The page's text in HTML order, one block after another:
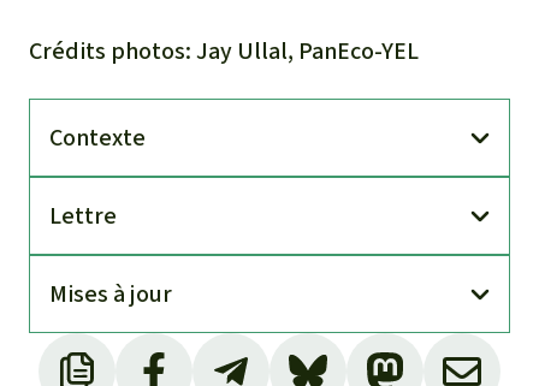
Crédits photos: Jay Ullal, PanEco-YEL
Contexte
Lettre
Mises à jour